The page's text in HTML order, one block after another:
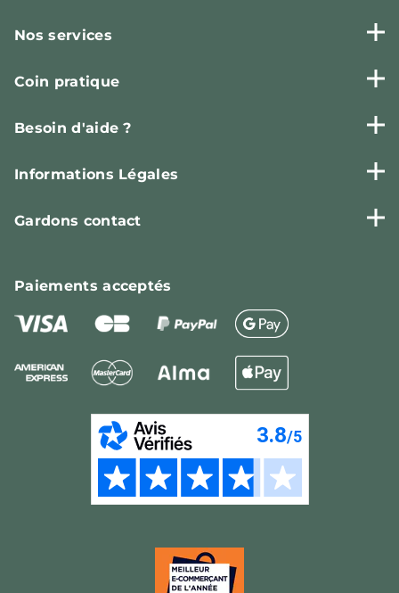
Nos services
Coin pratique
Besoin d'aide ?
Informations Légales
Gardons contact
Paiementsacceptés